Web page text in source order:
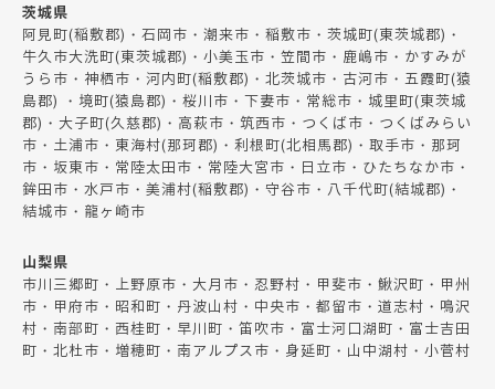
茨城県
阿見町(稲敷郡)・石岡市・潮来市・稲敷市・茨城町(東茨城郡)・
牛久市大洗町(東茨城郡)・小美玉市・笠間市・鹿嶋市・かすみが
うら市・神栖市・河内町(稲敷郡)・北茨城市・古河市・五霞町(猿
島郡) ・境町(猿島郡)・桜川市・下妻市・常総市・城里町(東茨城
郡)・大子町(久慈郡)・高萩市・筑西市・つくば市・つくばみらい
市・土浦市・東海村(那珂郡)・利根町(北相馬郡)・取手市・那珂
市・坂東市・常陸太田市・常陸大宮市・日立市・ひたちなか市・
鉾田市・水戸市・美浦村(稲敷郡)・守谷市・八千代町(結城郡)・
結城市・龍ヶ崎市
山梨県
市川三郷町・上野原市・大月市・忍野村・甲斐市・鰍沢町・甲州
市・甲府市・昭和町・丹波山村・中央市・都留市・道志村・鳴沢
村・南部町・西桂町・早川町・笛吹市・富士河口湖町・富士吉田
町・北杜市・増穂町・南アルプス市・身延町・山中湖村・小菅村